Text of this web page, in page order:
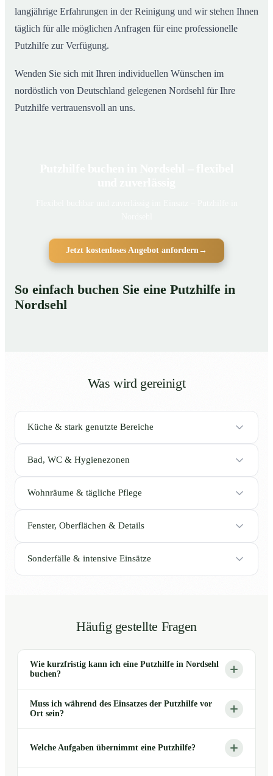
langjährige Erfahrungen in der Reinigung und wir stehen Ihnen
täglich für alle möglichen Anfragen für eine professionelle
Putzhilfe zur Verfügung.
Wenden Sie sich mit Ihren individuellen Wünschen im
nordöstlich von Deutschland gelegenen Nordsehl für Ihre
Putzhilfe vertrauensvoll an uns.
Jetzt kostenloses Angebot anfordern →
So einfach buchen Sie eine Putzhilfe in
Nordsehl
Was wird gereinigt
Küche & stark genutzte Bereiche
Bad, WC & Hygienezonen
Wohnräume & tägliche Pflege
Fenster, Oberflächen & Details
Sonderfälle & intensive Einsätze
Häufig gestellte Fragen
Wie kurzfristig kann ich eine Putzhilfe in Nordsehl
buchen?
Muss ich während des Einsatzes der Putzhilfe vor
Ort sein?
Welche Aufgaben übernimmt eine Putzhilfe?